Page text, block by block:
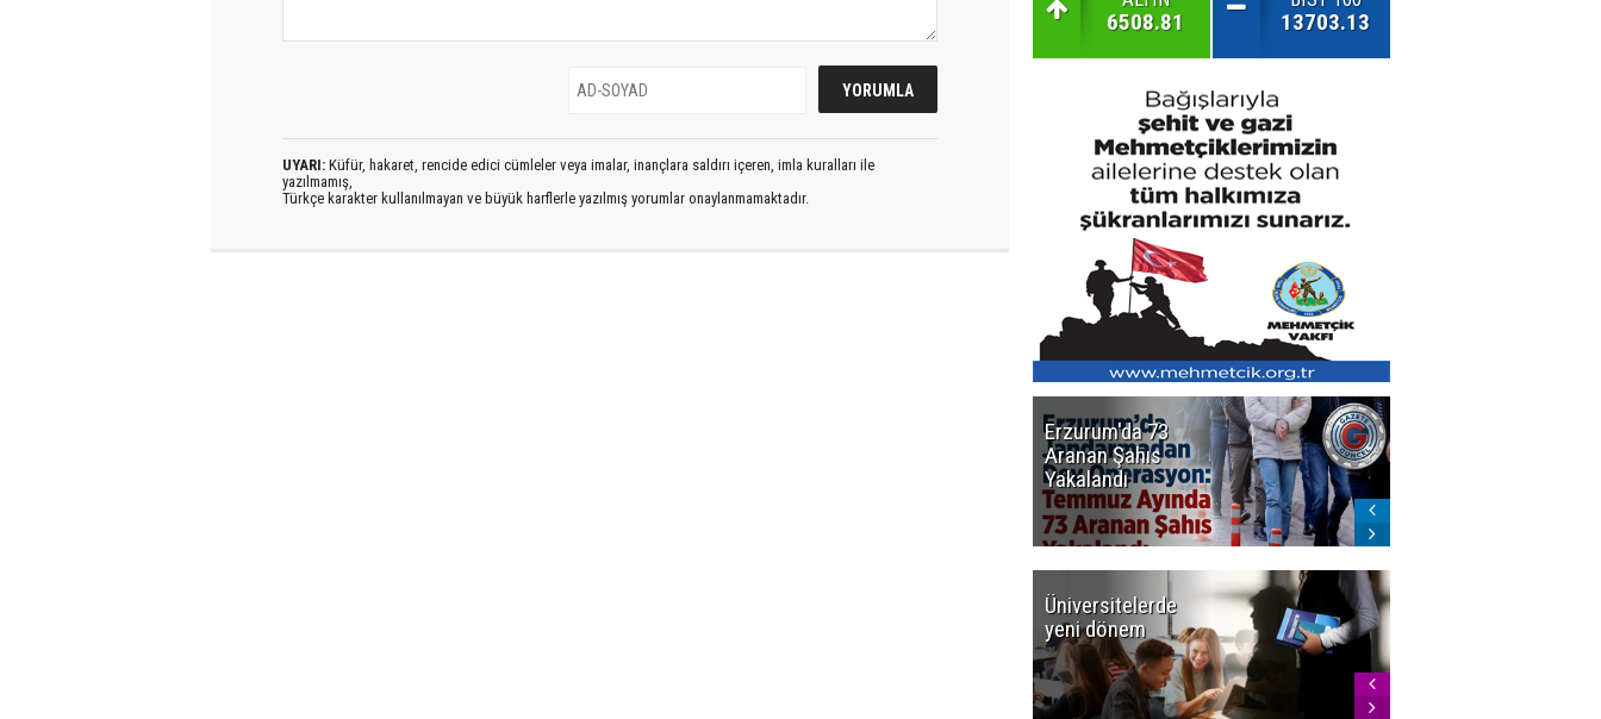
UYARI: Küfür, hakaret, rencide edici cümleler veya imalar, inançlara saldırı içeren, imla kuralları ile
yazılmamış,
Türkçe karakter kullanılmayan ve büyük harflerle yazılmış yorumlar onaylanmamaktadır.
6508.81 13703.13
Erzurum'da 73
Aranan Şahıs
Yakalandı
Üniversitelerde
yeni dönem